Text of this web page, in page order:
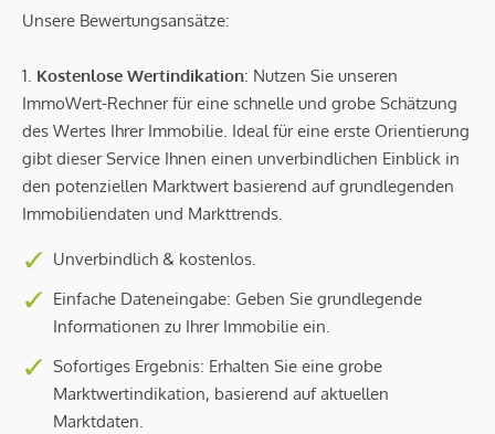
Unsere Bewertungsansätze:
1. Kostenlose Wertindikation: Nutzen Sie unseren
ImmoWert-Rechner für eine schnelle und grobe Schätzung
des Wertes Ihrer Immobilie. Ideal für eine erste Orientierung
gibt dieser Service Ihnen einen unverbindlichen Einblick in
den potenziellen Marktwert basierend auf grundlegenden
Immobiliendaten und Markttrends.
Unverbindlich & kostenlos.
Einfache Dateneingabe: Geben Sie grundlegende
Informationen zu Ihrer Immobilie ein.
Sofortiges Ergebnis: Erhalten Sie eine grobe
Marktwertindikation, basierend auf aktuellen
Marktdaten.